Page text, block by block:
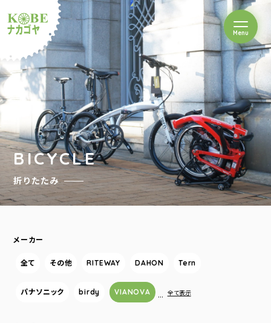
ルショップナカゴヤ
Menuを開閉
BICYCLE
折りたたみ
メーカー
全て その他 RITEWAY DAHON Tern
パナソニック birdy VIANOVA … 全て表示